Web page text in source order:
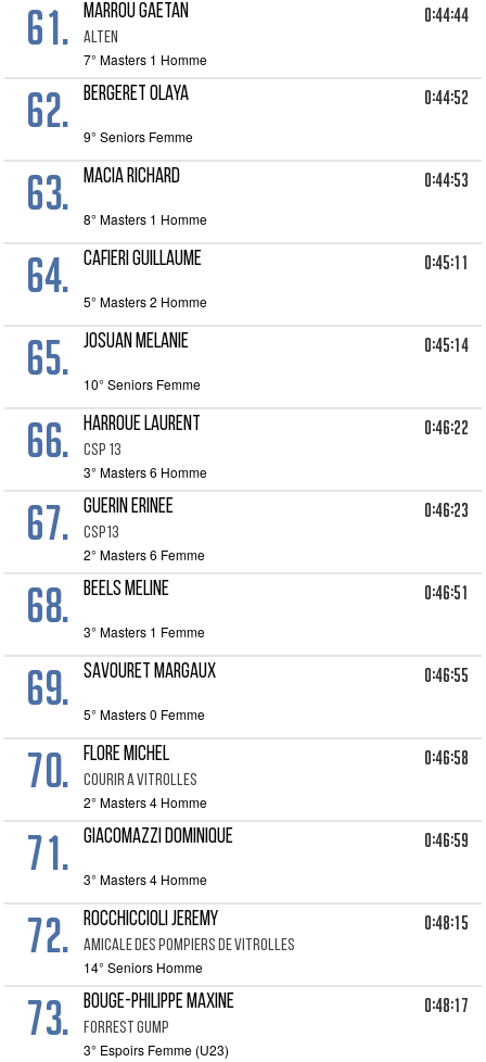
61. MARROU GAETAN
ALTEN
0:44:44
7° Masters 1 Homme
62. BERGERET OLAYA 0:44:52
9° Seniors Femme
63. MACIA RICHARD 0:44:53
8° Masters 1 Homme
64. CAFIERI GUILLAUME 0:45:11
5° Masters 2 Homme
65. JOSUAN MELANIE 0:45:14
10° Seniors Femme
66. HARROUE LAURENT
CSP 13
0:46:22
3° Masters 6 Homme
67. GUERIN ERINEE
CSP13
0:46:23
2° Masters 6 Femme
68. BEELS MELINE 0:46:51
3° Masters 1 Femme
69. SAVOURET MARGAUX 0:46:55
5° Masters 0 Femme
70. FLORE MICHEL
COURIR A VITROLLES
0:46:58
2° Masters 4 Homme
71. GIACOMAZZI DOMINIQUE 0:46:59
3° Masters 4 Homme
72. ROCCHICCIOLI JEREMY
AMICALE DES POMPIERS DE VITROLLES
0:48:15
14° Seniors Homme
73. BOUGE-PHILIPPE MAXINE
FORREST GUMP
0:48:17
3° Espoirs Femme (U23)